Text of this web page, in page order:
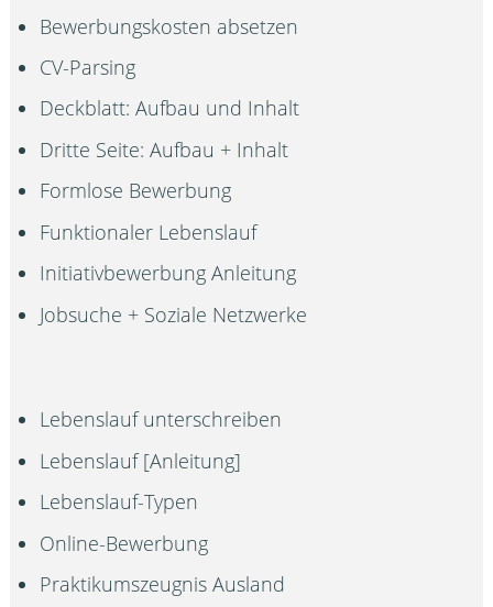
Bewerbungskosten absetzen
CV-Parsing
Deckblatt: Aufbau und Inhalt
Dritte Seite: Aufbau + Inhalt
Formlose Bewerbung
Funktionaler Lebenslauf
Initiativbewerbung Anleitung
Jobsuche + Soziale Netzwerke
Lebenslauf unterschreiben
Lebenslauf [Anleitung]
Lebenslauf-Typen
Online-Bewerbung
Praktikumszeugnis Ausland